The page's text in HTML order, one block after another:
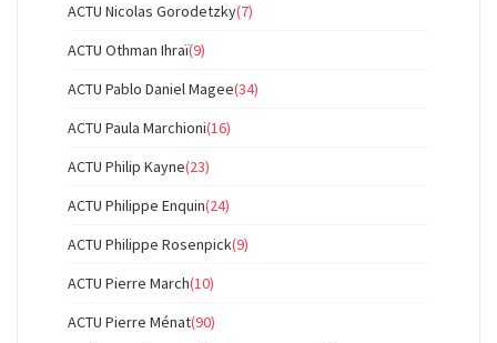
ACTU Nicolas Gorodetzky(7)
ACTU Othman Ihraï(9)
ACTU Pablo Daniel Magee(34)
ACTU Paula Marchioni(16)
ACTU Philip Kayne(23)
ACTU Philippe Enquin(24)
ACTU Philippe Rosenpick(9)
ACTU Pierre March(10)
ACTU Pierre Ménat(90)